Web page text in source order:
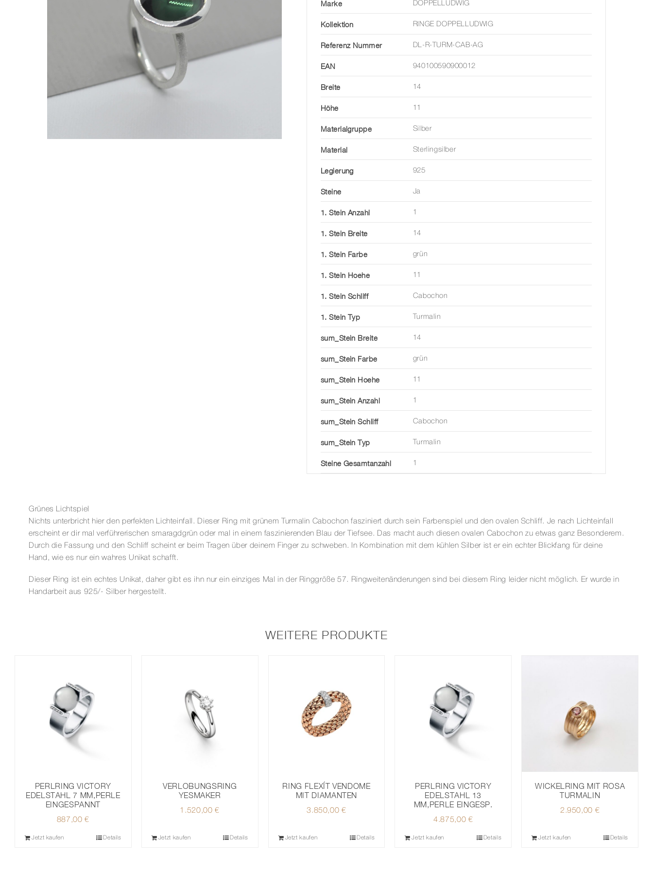
Marke DOPPELLUDWIG
Kollektion RINGE DOPPELLUDWIG
Referenz Nummer DL-R-TURM-CAB-AG
EAN 940100590900012
Breite 14
Höhe 11
Materialgruppe Silber
Material Sterlingsilber
Legierung 925
Steine Ja
1. Stein Anzahl 1
1. Stein Breite 14
1. Stein Farbe grün
1. Stein Hoehe 11
1. Stein Schliff Cabochon
1. Stein Typ Turmalin
sum_Stein Breite 14
sum_Stein Farbe grün
sum_Stein Hoehe 11
sum_Stein Anzahl 1
sum_Stein Schliff Cabochon
sum_Stein Typ Turmalin
Steine Gesamtanzahl 1
Grünes Lichtspiel
Nichts unterbricht hier den perfekten Lichteinfall. Dieser Ring mit grünem Turmalin Cabochon fasziniert durch sein Farbenspiel und den ovalen Schliff. Je nach Lichteinfall
erscheint er dir mal verführerischen smaragdgrün oder mal in einem faszinierenden Blau der Tiefsee. Das macht auch diesen ovalen Cabochon zu etwas ganz Besonderem.
Durch die Fassung und den Schliff scheint er beim Tragen über deinem Finger zu schweben. In Kombination mit dem kühlen Silber ist er ein echter Blickfang für deine
Hand, wie es nur ein wahres Unikat schafft.
Dieser Ring ist ein echtes Unikat, daher gibt es ihn nur ein einziges Mal in der Ringgröße 57. Ringweitenänderungen sind bei diesem Ring leider nicht möglich. Er wurde in
Handarbeit aus 925/- Silber hergestellt.
WEITERE PRODUKTE
PERLRING VICTORY
EDELSTAHL 7 MM,PERLE
EINGESPANNT
887,00€
Jetzt kaufen Details
VERLOBUNGSRING
YESMAKER
1.520,00€
Jetzt kaufen Details
RING FLEXÍT VENDOME
MIT DIAMANTEN
3.850,00€
Jetzt kaufen Details
PERLRING VICTORY
EDELSTAHL 13
MM,PERLE EINGESP.
4.875,00 €
Jetzt kaufen Details
WICKELRING MIT ROSA
TURMALIN
2.950,00 €
Jetzt kaufen Details